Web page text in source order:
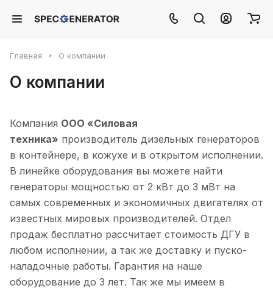
Главная О компании
О компании
Компания ООО «Силовая
техника» производитель дизельных генераторов
в контейнере, в кожухе и в открытом исполнении.
В линейке оборудования вы можете найти
генераторы мощностью от 2 кВт до 3 мВт на
самых современных и экономичных двигателях от
известных мировых производителей. Отдел
продаж бесплатно рассчитает стоимость ДГУ в
любом исполнении, а так же доставку и пуско-
наладочные работы. Гарантия на наше
оборудование до 3 лет. Так же мы имеем в